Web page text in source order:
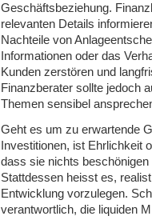
Geschäftsbeziehung.
relevanten Details
Nachteile von
Informationen oder das
Kunden zerstören und
Finanzberater sollte jedoch
Themen sensibel
Geht es um zu erwartende
Investitionen, ist Ehrlichkeit
dass sie nichts
Stattdessen heisst es,
Entwicklung vorzulegen.
verantwortlich, die liquiden